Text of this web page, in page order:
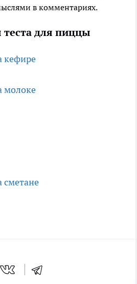
в комментариях.
для пиццы
кефире
молоке
сметане